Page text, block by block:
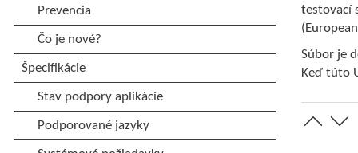
testovací
Súbor je
Keď túto